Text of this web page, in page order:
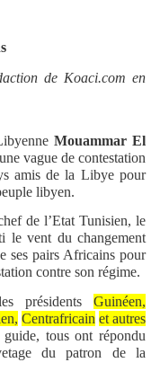
de Koaci.com en
Mouammar El
vague de contestation
amis de la Libye pour
libyen.
de l’Etat Tunisien, le
le vent du changement
ses pairs Africains pour
contre son régime.
présidents Guinéen,
Centrafricain et autres
tous ont répondu
du patron de la